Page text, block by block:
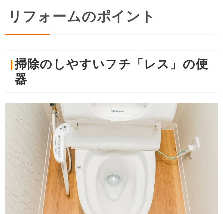
リフォームのポイント
掃除のしやすいフチ「レス」の便
器